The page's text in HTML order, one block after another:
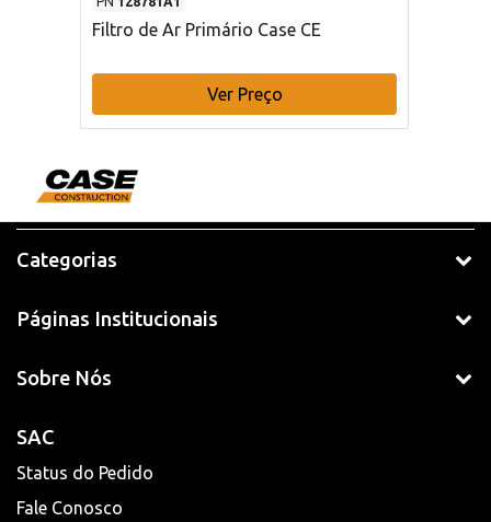
Filtro de Ar Primário Case CE
Ver Preço
Categorias
Páginas Institucionais
Sobre Nós
SAC
Status do Pedido
Fale Conosco